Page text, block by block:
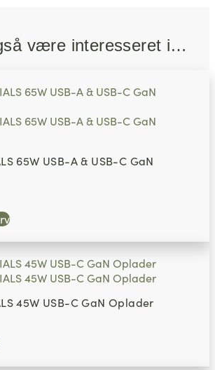
være interesseret i…
65W USB-A & USB-C GaN
45W USB-C GaN Oplader